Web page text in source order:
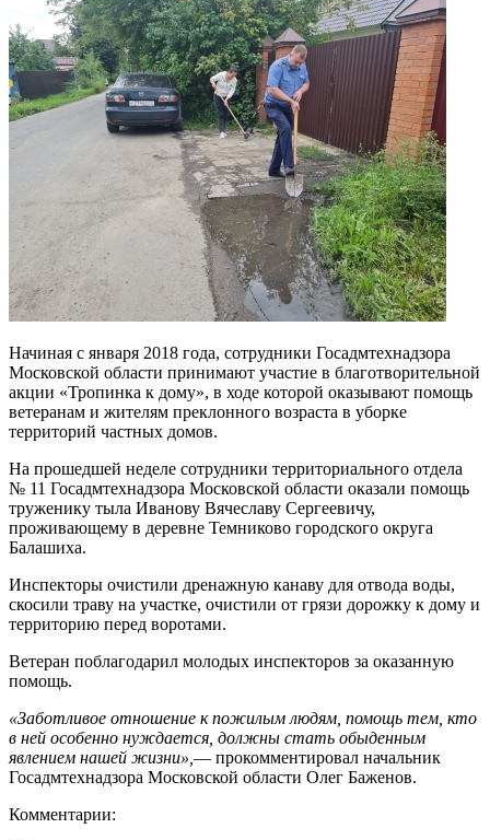
Начиная с января 2018 года, сотрудники Госадмтехнадзора
Московской области принимают участие в благотворительной
акции «Тропинка к дому», в ходе которой оказывают помощь
ветеранам и жителям преклонного возраста в уборке
территорий частных домов.
На прошедшей неделе сотрудники территориального отдела
№ 11 Госадмтехнадзора Московской области оказали помощь
труженику тыла Иванову Вячеславу Сергеевичу,
проживающему в деревне Темниково городского округа
Балашиха.
Инспекторы очистили дренажную канаву для отвода воды,
скосили траву на участке, очистили от грязи дорожку к дому и
территорию перед воротами.
Ветеран поблагодарил молодых инспекторов за оказанную
помощь.
«Заботливое отношение к пожилым людям, помощь тем, кто
в ней особенно нуждается, должны стать обыденным
явлением нашей жизни», — прокомментировал начальник
Госадмтехнадзора Московской области Олег Баженов.
Комментарии: